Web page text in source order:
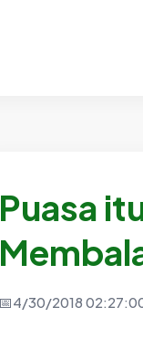
Puasa
4/30/2018